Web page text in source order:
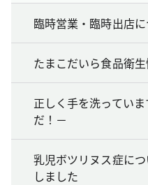
臨時営業・臨時出店
たまこだいら食品衛
正しく手を洗ってい
だ！－
乳児ボツリヌス症に
しました